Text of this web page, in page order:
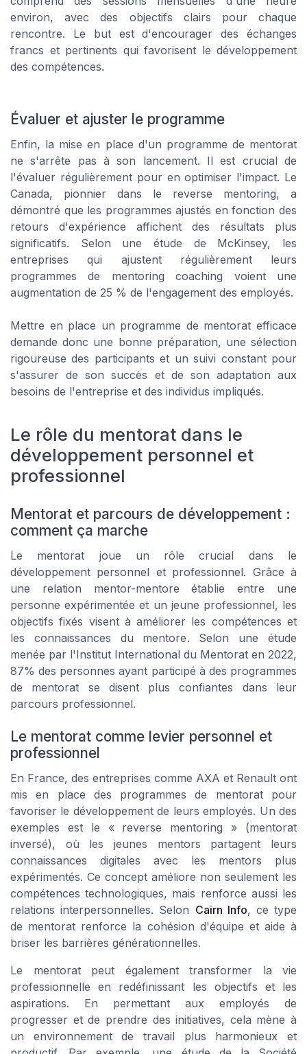
environ, avec des objectifs clairs pour chaque
rencontre. Le but est d'encourager des échanges
francs et pertinents qui favorisent le développement
des compétences.
Évaluer et ajuster le programme
Enfin, la mise en place d'un programme de mentorat
ne s'arrête pas à son lancement. Il est crucial de
l'évaluer régulièrement pour en optimiser l'impact. Le
Canada, pionnier dans le reverse mentoring, a
démontré que les programmes ajustés en fonction des
retours d'expérience affichent des résultats plus
significatifs. Selon une étude de McKinsey, les
entreprises qui ajustent régulièrement leurs
programmes de mentoring coaching voient une
augmentation de 25 % de l'engagement des employés.
Mettre en place un programme de mentorat efficace
demande donc une bonne préparation, une sélection
rigoureuse des participants et un suivi constant pour
s'assurer de son succès et de son adaptation aux
besoins de l'entreprise et des individus impliqués.
Le rôle du mentorat dans le
développement personnel et
professionnel
Mentorat et parcours de développement :
comment ça marche
Le mentorat joue un rôle crucial dans le
développement personnel et professionnel. Grâce à
une relation mentor-mentore établie entre une
personne expérimentée et un jeune professionnel, les
objectifs fixés visent à améliorer les compétences et
les connaissances du mentore. Selon une étude
menée par l'Institut International du Mentorat en 2022,
87% des personnes ayant participé à des programmes
de mentorat se disent plus confiantes dans leur
parcours professionnel.
Le mentorat comme levier personnel et
professionnel
En France, des entreprises comme AXA et Renault ont
mis en place des programmes de mentorat pour
favoriser le développement de leurs employés. Un des
exemples est le « reverse mentoring » (mentorat
inversé), où les jeunes mentors partagent leurs
connaissances digitales avec les mentors plus
expérimentés. Ce concept améliore non seulement les
compétences technologiques, mais renforce aussi les
relations interpersonnelles. Selon Cairn Info, ce type
de mentorat renforce la cohésion d'équipe et aide à
briser les barrières générationnelles.
Le mentorat peut également transformer la vie
professionnelle en redéfinissant les objectifs et les
aspirations. En permettant aux employés de
progresser et de prendre des initiatives, cela mène à
un environnement de travail plus harmonieux et